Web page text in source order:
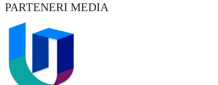
PARTENERI MEDIA